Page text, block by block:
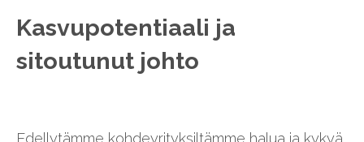
Kasvupotentiaali ja
sitoutunut johto
Edellytämme kohdeyrityksiltämme halua ja kykyä